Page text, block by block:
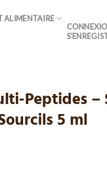
ALIMENTAIRE
Peptides –
5 ml